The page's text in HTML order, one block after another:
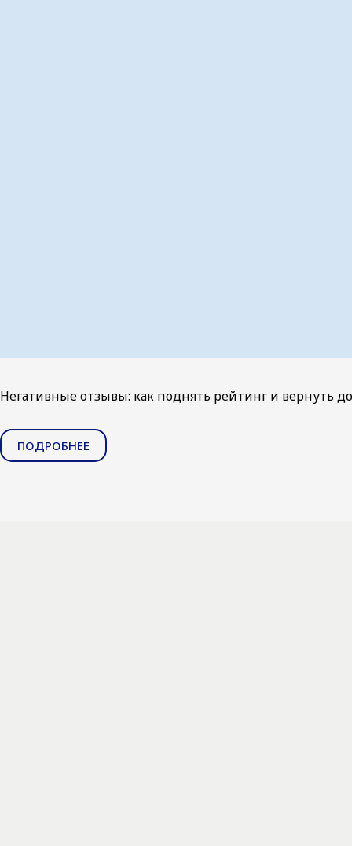
Негативные отзывы: как поднять рейтинг и вернуть
ПОДРОБНЕЕ